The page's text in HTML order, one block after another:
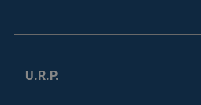
U.R.P.